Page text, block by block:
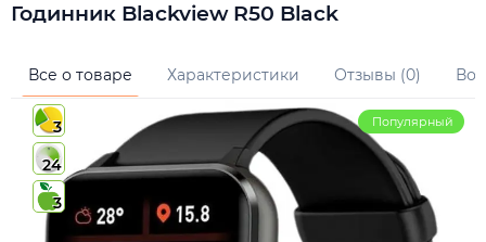
Годинник Blackview R50 Black
Все о товаре Характеристики Отзывы (0)
3
24
3
Популярный